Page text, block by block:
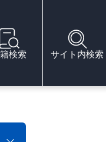
検索 サイト内検索